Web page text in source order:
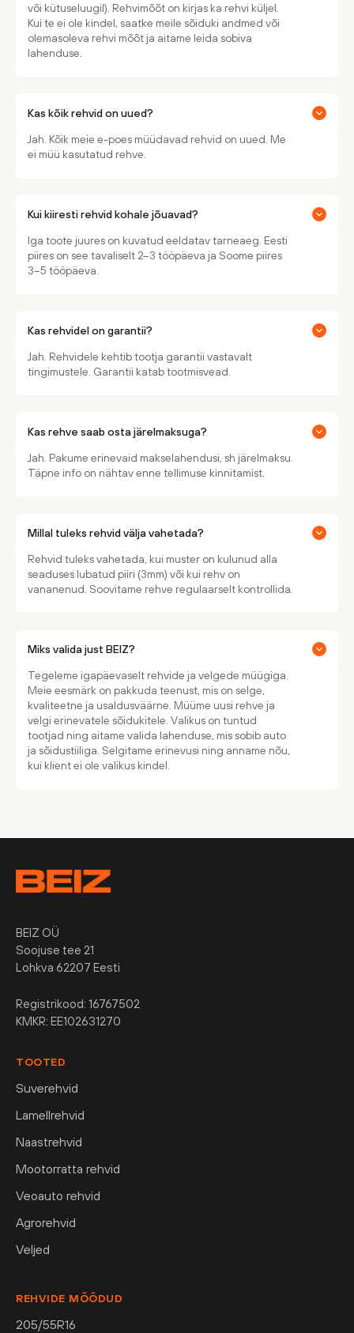
või kütuseluugil). Rehvimõõt on kirjas ka rehvi küljel.
Kui te ei ole kindel, saatke meile sõiduki andmed või
olemasoleva rehvi mõõt ja aitame leida sobiva
lahenduse.
Kas kõik rehvid on uued?
Jah. Kõik meie e-poes müüdavad rehvid on uued. Me
ei müü kasutatud rehve.
Kui kiiresti rehvid kohale jõuavad?
Iga toote juures on kuvatud eeldatav tarneaeg. Eesti
piires on see tavaliselt 2–3 tööpäeva ja Soome piires
3–5 tööpäeva.
Kas rehvidel on garantii?
Jah. Rehvidele kehtib tootja garantii vastavalt
tingimustele. Garantii katab tootmisvead.
Kas rehve saab osta järelmaksuga?
Jah. Pakume erinevaid makselahendusi, sh järelmaksu.
Täpne info on nähtav enne tellimuse kinnitamist.
Millal tuleks rehvid välja vahetada?
Rehvid tuleks vahetada, kui muster on kulunud alla
seaduses lubatud piiri (3mm) või kui rehv on
vananenud. Soovitame rehve regulaarselt kontrollida.
Miks valida just BEIZ?
Tegeleme igapäevaselt rehvide ja velgede müügiga.
Meie eesmärk on pakkuda teenust, mis on selge,
kvaliteetne ja usaldusväärne. Müüme uusi rehve ja
velgi erinevatele sõidukitele. Valikus on tuntud
tootjad ning aitame valida lahenduse, mis sobib auto
ja sõidustiiliga. Selgitame erinevusi ning anname nõu,
kui klient ei ole valikus kindel.
BEIZ OÜ
Soojuse tee 21
Lohkva 62207 Eesti
Registrikood: 16767502
KMKR: EE102631270
TOOTED
Suverehvid
Lamellrehvid
Naastrehvid
Mootorratta rehvid
Veoauto rehvid
Agrorehvid
Veljed
REHVIDE MÕÕDUD
205/55R16